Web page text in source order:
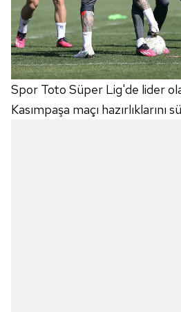
Spor Toto Süper Lig'de lider
Kasımpaşa maçı hazırlıklarını